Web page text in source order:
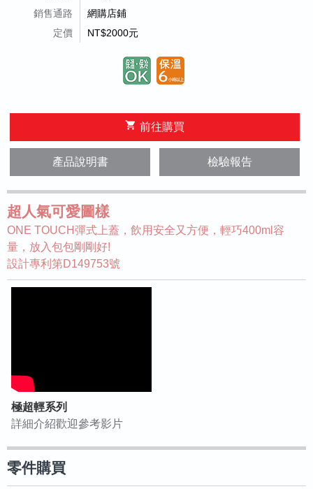
銷售通路
網購店鋪
定價
NT$2000元
shopping_cart 前往購買
產品說明書 檢驗報告
超人氣可愛圖樣
ONE TOUCH彈式上蓋，飲用安全又方便，輕巧400ml容
量，放入包包剛剛好!
設計專利第D149753號
極超輕系列
詳細介紹歡迎參考影片
零件購買